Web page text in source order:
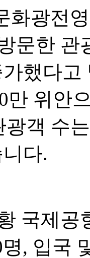
화광전
문한 관
가했다
만 위안
객 수
다.
국제공
, 입국